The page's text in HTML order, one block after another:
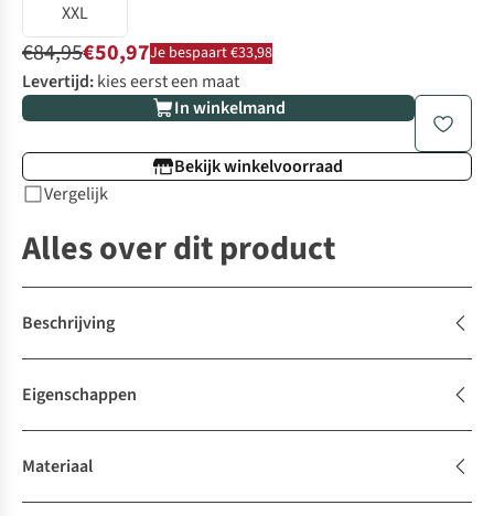
XXL
€84,95€50,97Je bespaart €33,98
Levertijd:kies eerst een maat
In winkelmand
Bekijk winkelvoorraad
Vergelijk
Alles over dit product
Beschrijving
Eigenschappen
Materiaal